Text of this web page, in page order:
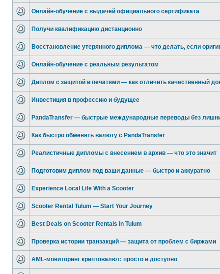
Онлайн-обучение с выдачей официального сертификата
Получи квалификацию дистанционно
Восстановление утерянного диплома — что делать, если
Онлайн-обучение с реальным результатом
Диплом с защитой и печатями — как отличить качественный
Инвестиция в профессию и будущее
PandaTransfer — быстрые международные переводы без
Как быстро обменять валюту с PandaTransfer
Реалистичные дипломы с внесением в архив — что это значит
Подготовим диплом под ваши данные — быстро и аккуратно
Experience Local Life With a Scooter
Scooter Rental Tulum — Start Your Journey
Best Deals on Scooter Rentals in Tulum
Проверка истории транзакций — защита от проблем с биржами
AML-мониторинг криптовалют: просто и доступно